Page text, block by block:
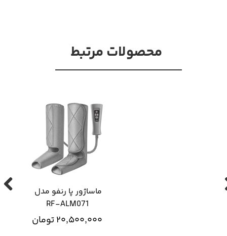
ماساژور پا رنفو مدل
RF-ALM071
۲۰,۵۰۰,۰۰۰ تومان
محصولات مرتبط